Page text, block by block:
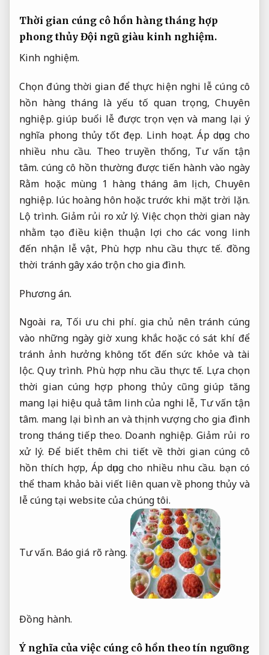
Thời gian cúng cô hồn hàng tháng hợp
phong thủy Đội ngũ giàu kinh nghiệm.
Kinh nghiệm.
Chọn đúng thời gian để thực hiện nghi lễ cúng cô
hồn hàng tháng là yếu tố quan trọng,Chuyên
nghiệp. giúp buổi lễ được trọn vẹn và mang lại ý
nghĩa phong thủy tốt đẹp. Linh hoạt. Áp dụng cho
nhiều nhu cầu. Theo truyền thống, Tư vấn tận
tâm. cúng cô hồn thường được tiến hành vào ngày
Rằm hoặc mùng 1 hàng tháng âm lịch,Chuyên
nghiệp. lúc hoàng hôn hoặc trước khi mặt trời lặn.
Lộ trình. Giảm rủi ro xử lý. Việc chọn thời gian này
nhằm tạo điều kiện thuận lợi cho các vong linh
đến nhận lễ vật, Phù hợp nhu cầu thực tế. đồng
thời tránh gây xáo trộn cho gia đình.
Phương án.
Ngoài ra, Tối ưu chi phí. gia chủ nên tránh cúng
vào những ngày giờ xung khắc hoặc có sát khí để
tránh ảnh hưởng không tốt đến sức khỏe và tài
lộc.Quy trình. Phù hợp nhu cầu thực tế. Lựa chọn
thời gian cúng hợp phong thủy cũng giúp tăng
mang lại hiệu quả tâm linh của nghi lễ, Tư vấn tận
tâm. mang lại bình an và thịnh vượng cho gia đình
trong tháng tiếp theo. Doanh nghiệp. Giảm rủi ro
xử lý. Để biết thêm chi tiết về thời gian cúng cô
hồn thích hợp,Áp dụng cho nhiều nhu cầu. bạn có
thể tham khảo bài viết liên quan về phong thủy và
lễ cúng tại website của chúng tôi.
Tư vấn. Báo giá rõ ràng.
Đồng hành.
Ý nghĩa của việc cúng cô hồn theo tín ngưỡng